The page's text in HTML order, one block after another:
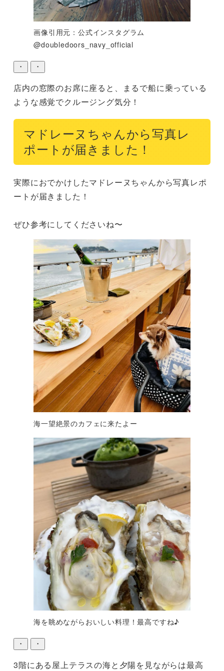
画像引用元：公式インスタグラム
@doubledoors_navy_official
・ ・
店内の窓際のお席に座ると、まるで船に乗っている
ような感覚でクルージング気分！
マドレーヌちゃんから写真レ
ポートが届きました！
実際におでかけしたマドレーヌちゃんから写真レポ
ートが届きました！
ぜひ参考にしてくださいね〜
海一望絶景のカフェに来たよー
海を眺めながらおいしい料理！最高ですね♪
・ ・
3階にある屋上テラスの海と夕陽を見ながらは最高